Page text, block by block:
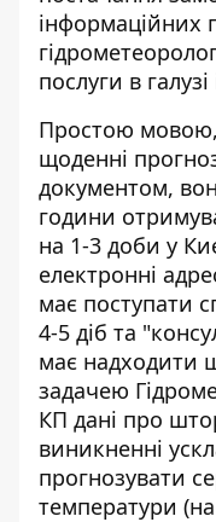
інформаційних
послуги в галузі
Простою
щоденні
документом,
години
на 1-3 доби у
електронні
має поступати
4-5 діб та
має надходити
задачею
КП дані про
виникненні
прогнозувати
температури